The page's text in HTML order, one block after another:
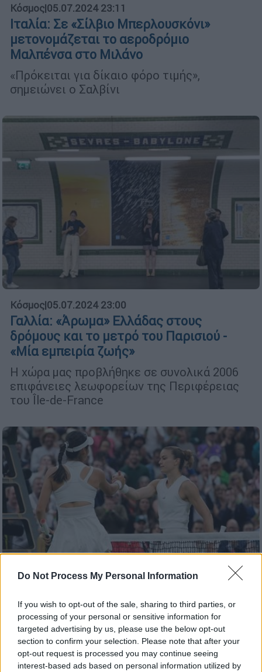
Do Not Process My Personal Information
If you wish to opt-out of the sale, sharing to third parties, or
processing of your personal or sensitive information for
targeted advertising by us, please use the below opt-out
section to confirm your selection. Please note that after your
opt-out request is processed you may continue seeing
interest-based ads based on personal information utilized by
Κόσμος|05.07.2024 23:11
Ιταλία: Σε «Σίλβιο Μπερλουσκόνι»
μετονομάζεται το αεροδρόμιο
Μαλπένσα στο Μιλάνο
«Πρόκειται για δίκαιο φόρο τιμής»,
σημειώνει ο Σαλβίνι
Κόσμος|05.07.2024 23:00
Γαλλία: «Άρωμα» Ελλάδας στους
δρόμους και το μετρό του Παρισιού -
«Μία εμπειρία ζωής»
Η χώρα μας προβλήθηκε σε συνολικά 2006
επιφάνειες λεωφορείων της Περιφέρειας
του Île-de-France
Αθλητισμός|05.07.2024 22:45
Wimbledon: Πρόωρο φινάλε και για τη
Σάκκαρη - Απογοητευτική εμφάνιση και
αποκλεισμός απ' τη Ραντουκάνου